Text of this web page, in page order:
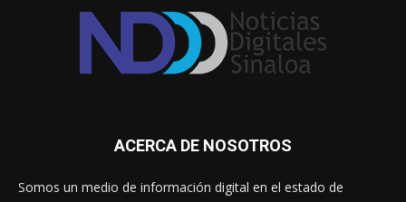
ACERCA DE NOSOTROS
Somos un medio de información digital en el estado de